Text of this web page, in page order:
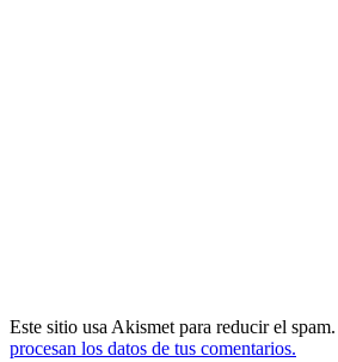
Este sitio usa Akismet para reducir el spam.
procesan los datos de tus comentarios.